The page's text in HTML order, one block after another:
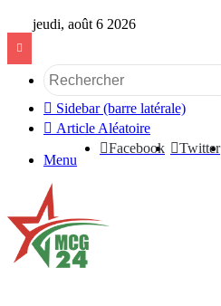
jeudi, août 6 2026
Sidebar (barre latérale)
Article Aléatoire
Twitter
Facebook
Menu